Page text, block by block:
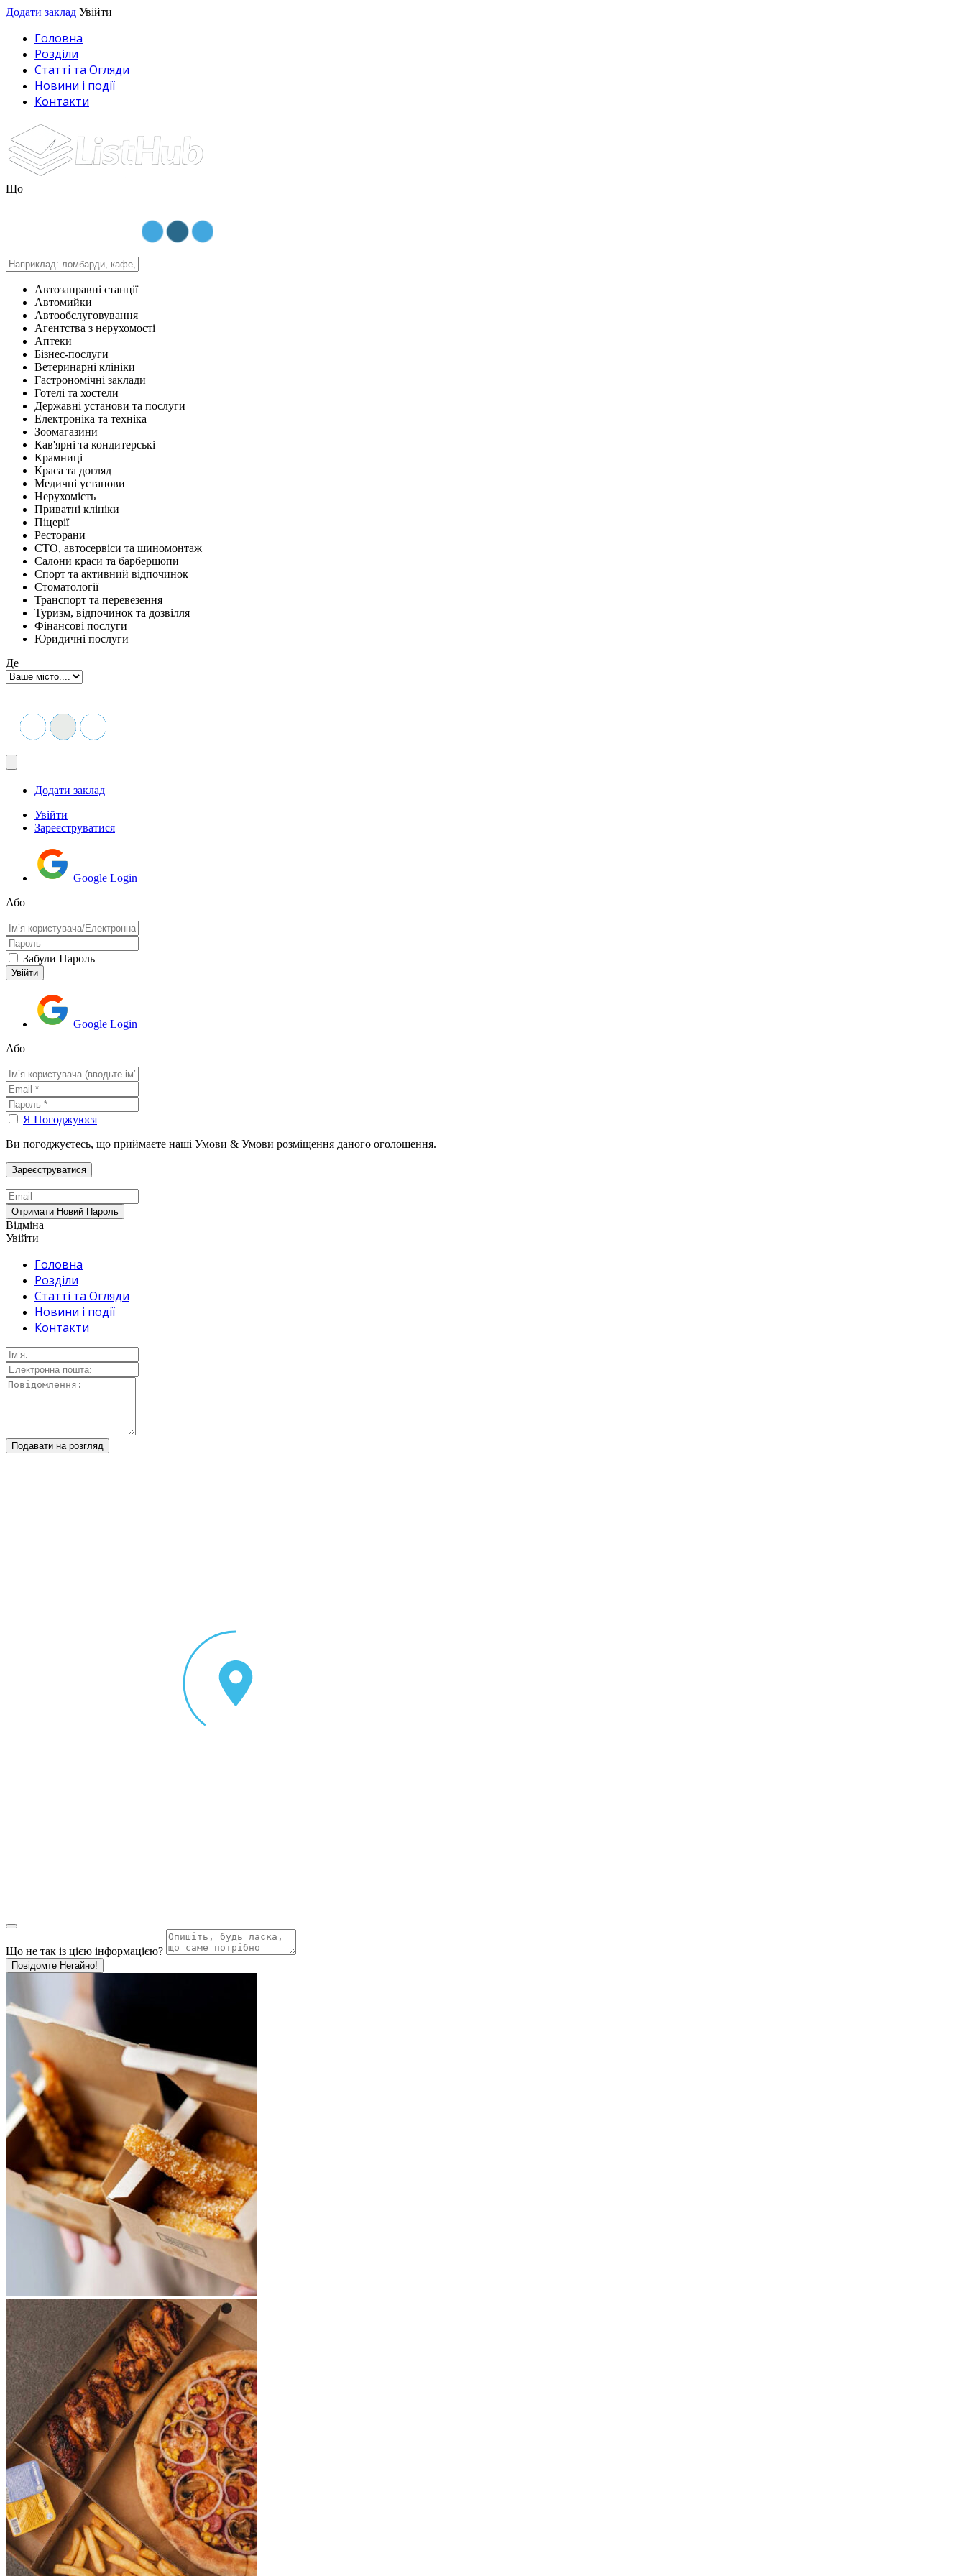
Додати заклад Увійти
Головна
Розділи
Статті та Огляди
Новини і події
Контакти
Що
Автозаправні станції
Автомийки
Автообслуговування
Агентства з нерухомості
Аптеки
Бізнес-послуги
Ветеринарні клініки
Гастрономічні заклади
Готелі та хостели
Державні установи та послуги
Електроніка та техніка
Зоомагазини
Кав'ярні та кондитерські
Крамниці
Краса та догляд
Медичні установи
Нерухомість
Приватні клініки
Піцерії
Ресторани
СТО, автосервіси та шиномонтаж
Салони краси та барбершопи
Спорт та активний відпочинок
Стоматології
Транспорт та перевезення
Туризм, відпочинок та дозвілля
Фінансові послуги
Юридичні послуги
Де
Додати заклад
Увійти
Зареєструватися
Google Login
Або
Забули Пароль
Google Login
Або
Я Погоджуюся
Ви погоджуєтесь, що приймаєте наші Умови & Умови розміщення даного оголошення.
Відміна
Увійти
Головна
Розділи
Статті та Огляди
Новини і події
Контакти
Що не так із цією інформацією?
Повідомте Негайно!